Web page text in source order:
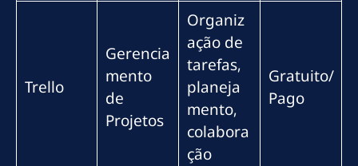
Trello
Gerencia
mento
de
Projetos
Organiz
ação de
tarefas,
planeja
mento,
colabora
ção
Gratuito/
Pago